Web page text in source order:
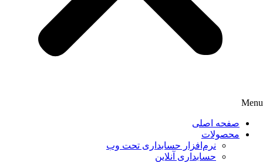
Menu
صفحه اصلی
محصولات
نرم‌افزار حسابداری تحت وب
حسابداری آنلاین